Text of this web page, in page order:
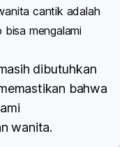
cantik adalah
mengalami
dibutuhkan
bahwa
wanita.